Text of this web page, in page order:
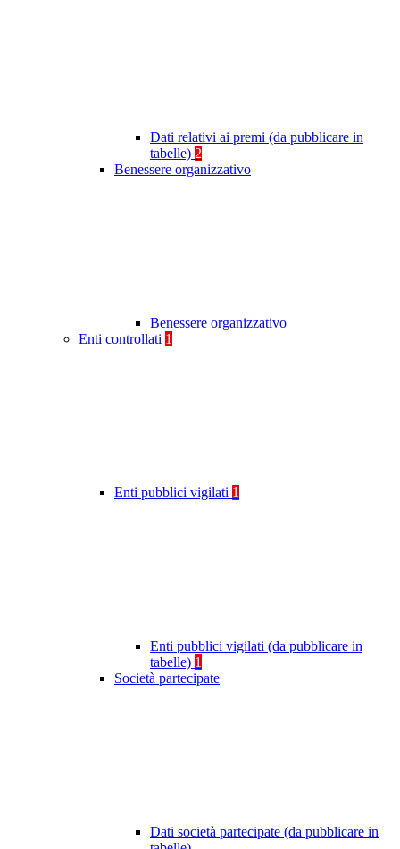
Dati relativi ai premi (da pubblicare in
tabelle) 2
Benessere organizzativo
Benessere organizzativo
Enti controllati 1
Enti pubblici vigilati 1
Enti pubblici vigilati (da pubblicare in
tabelle) 1
Società partecipate
Dati società partecipate (da pubblicare in